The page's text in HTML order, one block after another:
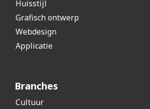
Huisstijl
Grafisch ontwerp
Webdesign
Applicatie
Branches
Cultuur